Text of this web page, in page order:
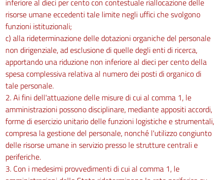
inferiore al dieci per cento con contestuale riallocazione delle
risorse umane eccedenti tale limite negli uffici che svolgono
funzioni istituzionali;
c) alla rideterminazione delle dotazioni organiche del personale
non dirigenziale, ad esclusione di quelle degli enti di ricerca,
apportando una riduzione non inferiore al dieci per cento della
spesa complessiva relativa al numero dei posti di organico di
tale personale.
2. Ai fini dell'attuazione delle misure di cui al comma 1, le
amministrazioni possono disciplinare, mediante appositi accordi,
forme di esercizio unitario delle funzioni logistiche e strumentali,
compresa la gestione del personale, nonché l'utilizzo congiunto
delle risorse umane in servizio presso le strutture centrali e
periferiche.
3. Con i medesimi provvedimenti di cui al comma 1, le